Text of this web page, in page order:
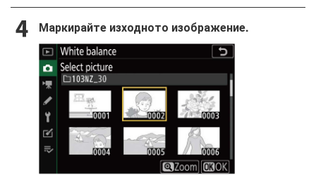
Маркирайте изходното изображение.